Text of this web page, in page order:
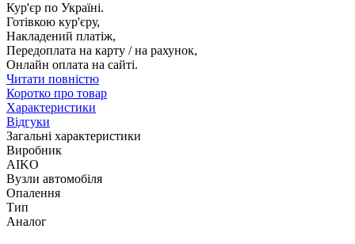
Кур'єр по Україні.
Готівкою кур'єру,
Накладений платіж,
Передоплата на карту / на рахунок,
Онлайн оплата на сайті.
Читати повністю
Коротко про товар
Характеристики
Відгуки
Загальні характеристики
Виробник
AIKO
Вузли автомобіля
Опалення
Тип
Аналог